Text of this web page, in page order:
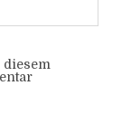
diesem